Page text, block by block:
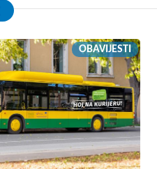
OBAVIJESTI